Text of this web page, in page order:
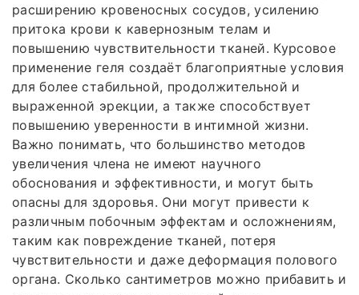
расширению кровеносных сосудов, усилению
притока крови к кавернозным телам и
повышению чувствительности тканей. Курсовое
применение геля создаёт благоприятные условия
для более стабильной, продолжительной и
выраженной эрекции, а также способствует
повышению уверенности в интимной жизни.
Важно понимать, что большинство методов
увеличения члена не имеют научного
обоснования и эффективности, и могут быть
опасны для здоровья. Они могут привести к
различным побочным эффектам и осложнениям,
таким как повреждение тканей, потеря
чувствительности и даже деформация полового
органа. Сколько сантиметров можно прибавить и